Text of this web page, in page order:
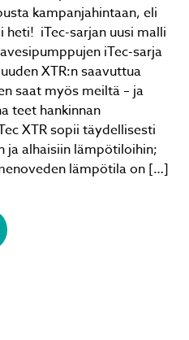
kampanjahintaan, eli
heti! iTec-sarjan uusi malli
iTec-sarja
XTR:n saavuttua
saat myös meiltä – ja
teet hankinnan
XTR sopii täydellisesti
ja alhaisiin lämpötiloihin;
lämpötila on […]